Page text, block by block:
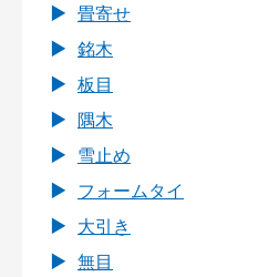
畳寄せ
銘木
板目
隅木
雪止め
フォームタイ
大引き
無目